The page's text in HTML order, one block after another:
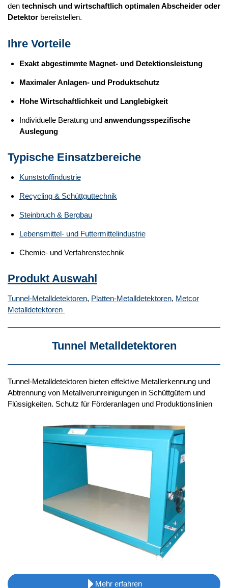
den technisch und wirtschaftlich optimalen Abscheider oder
Detektor bereitstellen.
Ihre Vorteile
Exakt abgestimmte Magnet- und Detektionsleistung
Maximaler Anlagen- und Produktschutz
Hohe Wirtschaftlichkeit und Langlebigkeit
Individuelle Beratung und anwendungsspezifische
Auslegung
Typische Einsatzbereiche
Kunststoffindustrie
Recycling & Schüttguttechnik
Steinbruch & Bergbau
Lebensmittel- und Futtermittelindustrie
Chemie- und Verfahrenstechnik
Produkt Auswahl
Tunnel-Metalldetektoren, Platten-Metalldetektoren, Metcor
Metalldetektoren
Tunnel Metalldetektoren
Tunnel-Metalldetektoren bieten effektive Metallerkennung und
Abtrennung von Metallverunreinigungen in Schüttgütern und
Flüssigkeiten. Schutz für Förderanlagen und Produktionslinien
Mehr erfahren